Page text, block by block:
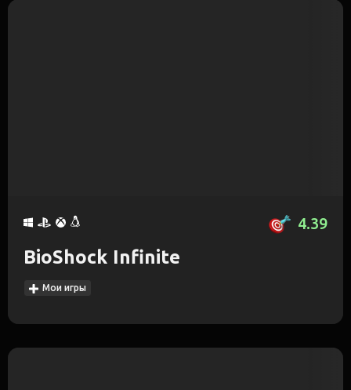
4.39
BioShock Infinite
Мои игры